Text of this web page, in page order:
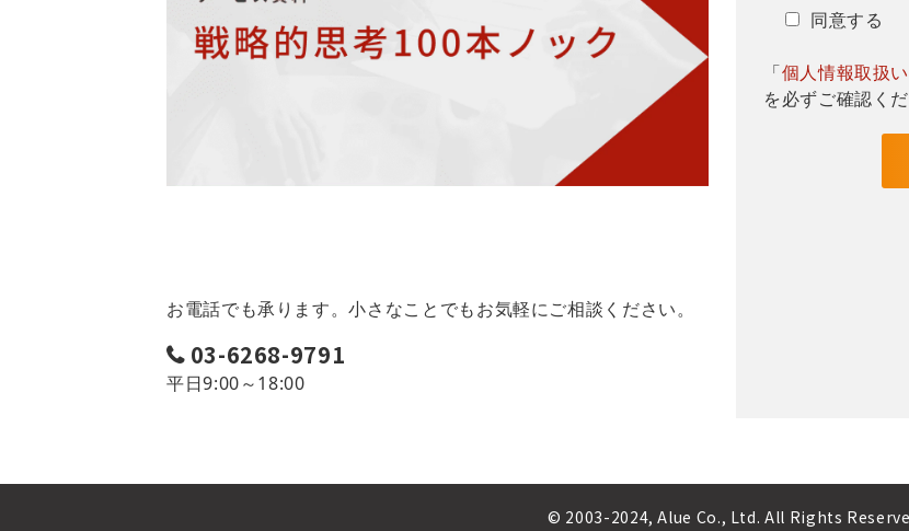
お電話でも承ります。小さなことでもお気軽にご相談ください。
03-6268-9791
平日9:00～18:00
同意する
「個人情報取扱
を必ずご確認くだ
© 2003-2024, Alue Co., Ltd. All Rights